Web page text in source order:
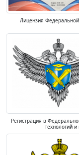
Лицензия
Регистрация в
технологий